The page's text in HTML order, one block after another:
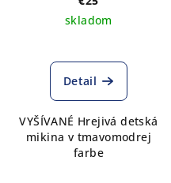
skladom
Detail
VYŠÍVANÉ Hrejivá detská
mikina v tmavomodrej
farbe